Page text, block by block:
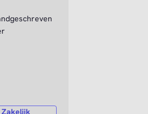
Zakelijk